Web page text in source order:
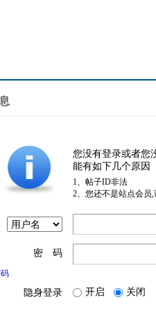
您没有登录或者您
能有如下几个原因
1、帖子ID非法
2、您还不是站点会员
密 码
隐身登录 开启 关闭